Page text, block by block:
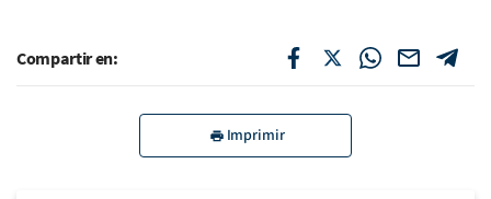
Compartir en:
Imprimir